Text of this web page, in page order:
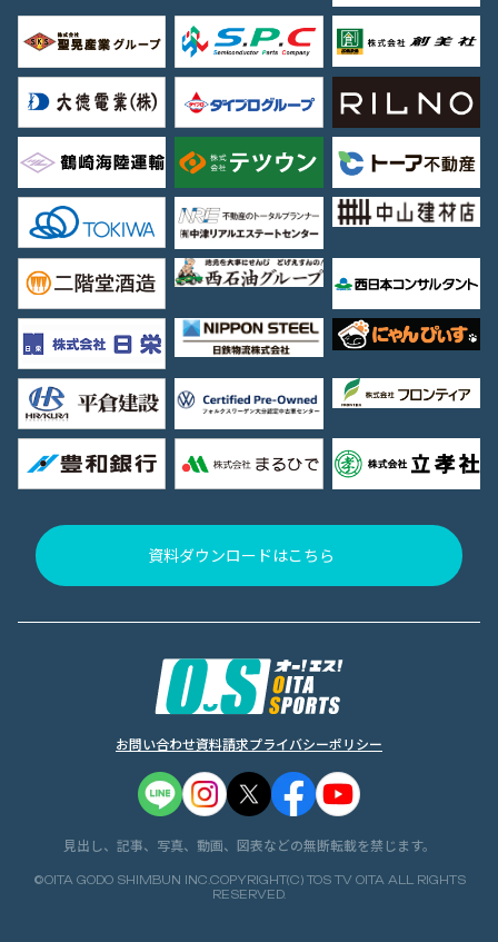
資料ダウンロードはこちら
お問い合わせ資料請求プライバシーポリシー
見出し、記事、写真、動画、図表などの無断転載を禁じます。
©OITA GODO SHIMBUN INC.COPYRIGHT(C) TOS TV OITA ALL RIGHTS
RESERVED.